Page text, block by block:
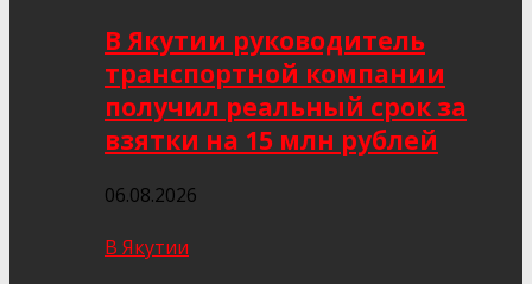
В Якутии руководитель
транспортной компании
получил реальный срок за
взятки на 15 млн рублей
06.08.2026
В Якутии